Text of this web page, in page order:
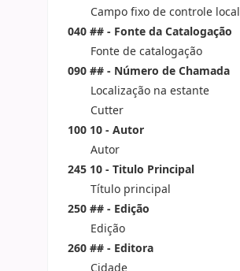
Campo fixo de controle local
040 ## - Fonte da Catalogação
Fonte de catalogação
090 ## - Número de Chamada
Localização na estante
Cutter
100 10 - Autor
Autor
245 10 - Titulo Principal
Título principal
250 ## - Edição
Edição
260 ## - Editora